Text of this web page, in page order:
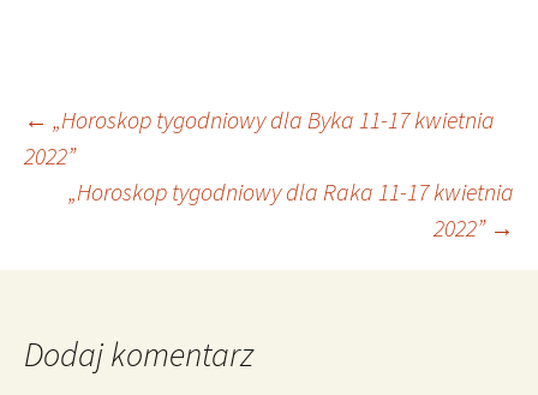
Nawigacja
wpisu
← „Horoskop tygodniowy dla Byka 11-17 kwietnia
2022”
„Horoskop tygodniowy dla Raka 11-17 kwietnia
2022” →
Dodaj komentarz